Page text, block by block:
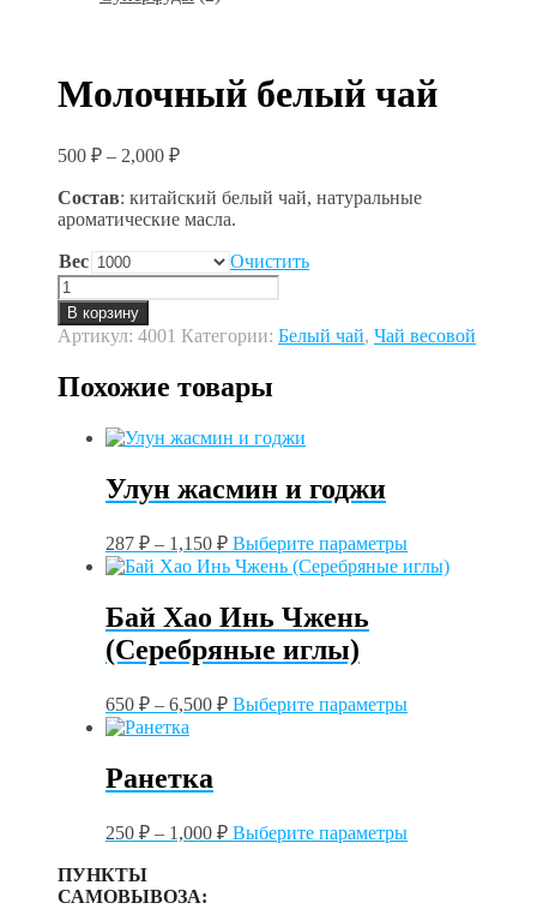
Молочный белый чай
500 ₽ – 2,000 ₽
Состав: китайский белый чай, натуральные
ароматические масла.
Вес
Очистить
Количество
товара
Молочный
белый
В корзину
Артикул: 4001 Категории: Белый чай, Чай весовой
Похожие товары
Улун жасмин и годжи
287 ₽ – 1,150 ₽ Выберите параметрыЭтот
товар
имеет
на
Бай Хао Инь Чжень
(Серебряные иглы)
650 ₽ – 6,500 ₽ Выберите параметрыЭтот
можно
Ранетка
250 ₽ – 1,000 ₽ Выберите параметрыЭтот
ПУНКТЫ
САМОВЫВОЗА: